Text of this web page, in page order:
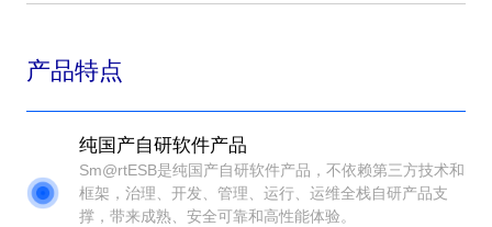
产品特点
纯国产自研软件产品
Sm@rtESB是纯国产自研软件产品，不依赖第三方技术和
框架，治理、开发、管理、运行、运维全栈自研产品支
撑，带来成熟、安全可靠和高性能体验。